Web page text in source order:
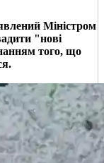
Міністром
"нові
того, що